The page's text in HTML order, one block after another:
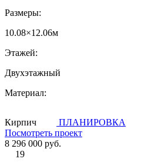
Размеры:
10.08×12.06м
Этажей:
Двухэтажный
Материал:
Кирпич
ПЛАНИРОВКА
Посмотреть проект
8 296 000 руб.
19